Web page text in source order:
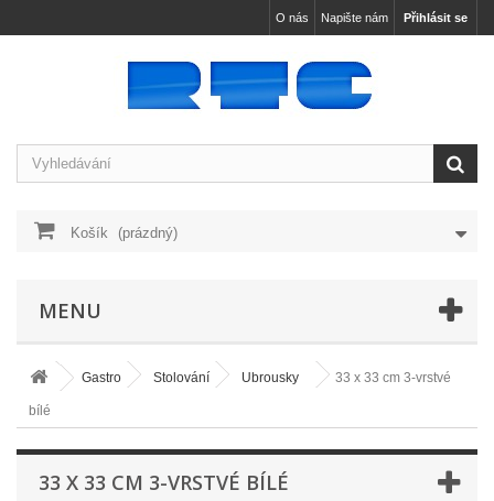
Přihlásit se
Napište nám
O nás
Košík (prázdný)
MENU
Gastro Stolování Ubrousky 33 x 33 cm 3-vrstvé
bílé
33 X 33 CM 3-VRSTVÉ BÍLÉ